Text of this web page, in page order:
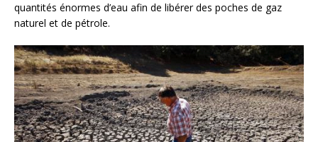
quantités énormes d’eau afin de libérer des poches de gaz
naturel et de pétrole.